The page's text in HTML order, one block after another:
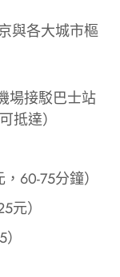
與各大城市樞
場接駁巴士站
抵達）
60-75分鐘）
元）